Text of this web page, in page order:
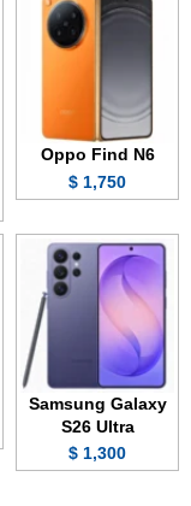
Oppo Find N6
1,750 $
Samsung Galaxy
S26 Ultra
1,300 $